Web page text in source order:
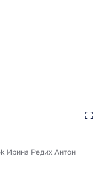
Ирина Редих Антон